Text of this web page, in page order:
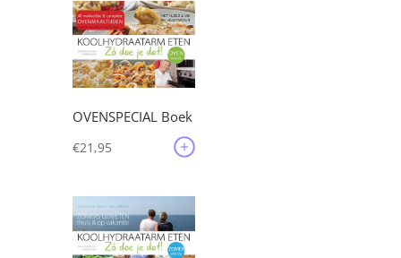
OVENSPECIAL Boek
€21,95